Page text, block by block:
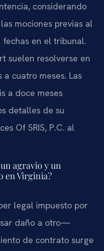
considerando
mociones previas al
en el tribunal.
suelen resolverse en
cuatro meses. Las
a doce meses
detalles de su
Of SRIS, P.C. al
agravio y un
en Virginia?
legal impuesto por
daño a otro—
de contrato surge